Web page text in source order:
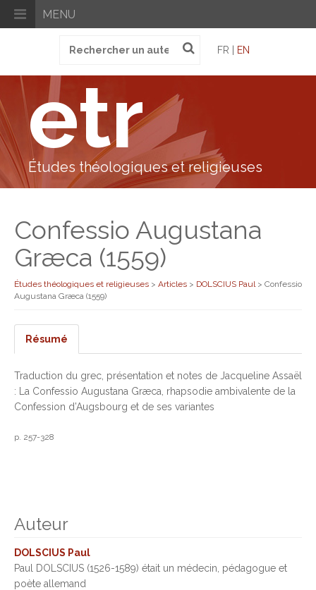
MENU
pour
FR | EN
etr
Études théologiques et religieuses
Confessio Augustana
Græca (1559)
Études théologiques et religieuses > Articles > DOLSCIUS Paul> Confessio
Augustana Græca (1559)
Résumé
Traduction du grec, présentation et notes de Jacqueline Assaël
: La Confessio Augustana Græca, rhapsodie ambivalente de la
Confession d’Augsbourg et de ses variantes
p. 257-328
Auteur
DOLSCIUS Paul
Paul DOLSCIUS (1526-1589) était un médecin, pédagogue et
poète allemand